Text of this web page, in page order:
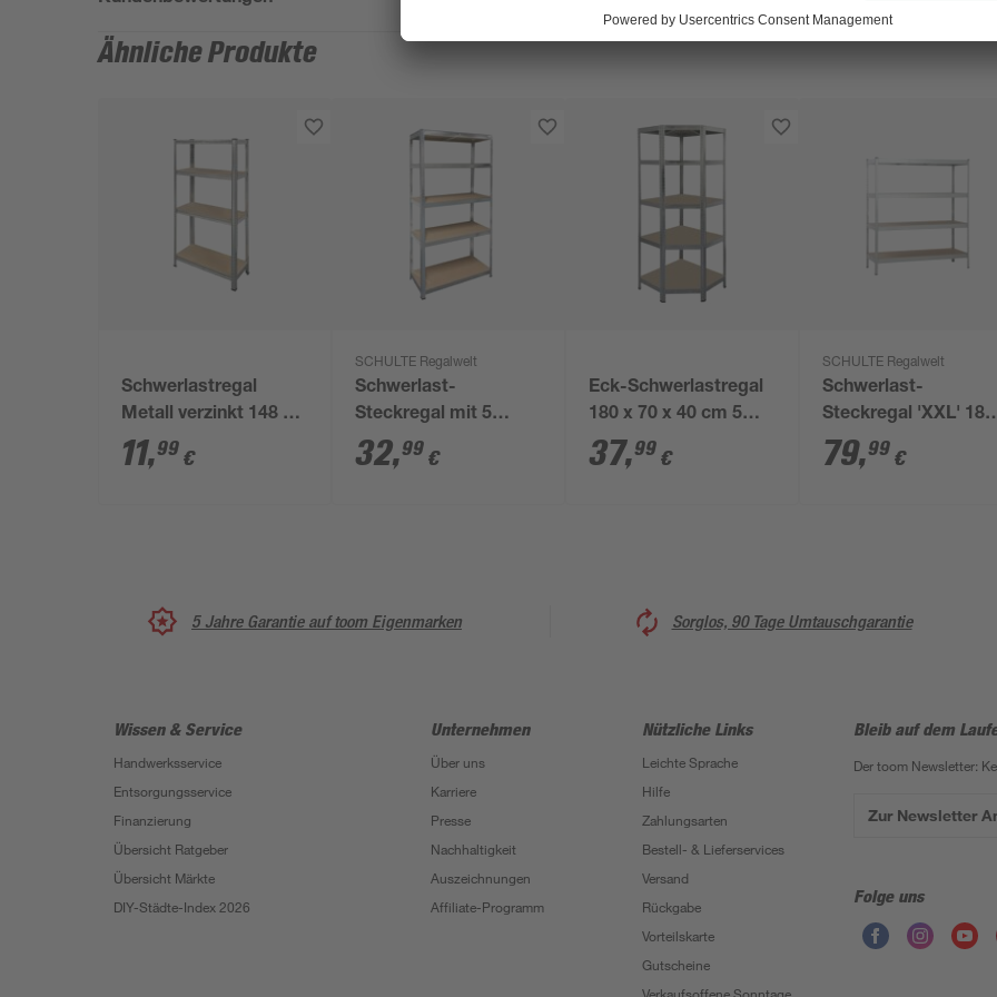
Ähnliche Produkte
Schwerlastregal
Metall verzinkt 148 x
75 x 30 cm, 4 Böden à
100 kg
11,99 €
SCHULTE Regalwelt
Schwerlast-
Steckregal mit 5
Böden à 175 kg
Traglast, verzinkt 180
32,99 €
Eck-Schwerlastregal
180 x 70 x 40 cm 5
Böden à 175 kg
37,99 €
SCHULTE Regalwelt
Schwerlast-
Steckregal 'XXL' 180
x 160 x 60 cm 4
Böden a 250 kg
79,99 €
5 Jahre Garantie auf toom Eigenmarken Sorglos, 90 Tage Umtauschgarantie
Wissen & Service
Handwerksservice
Entsorgungsservice
Finanzierung
Übersicht Ratgeber
Übersicht Märkte
DIY-Städte-Index 2026
Unternehmen
Über uns
Karriere
Presse
Nachhaltigkeit
Auszeichnungen
Affiliate-Programm
Nützliche Links
Leichte Sprache
Hilfe
Zahlungsarten
Bestell- & Lieferservices
Versand
Rückgabe
Vorteilskarte
Gutscheine
Bleib auf dem
Der toom Newsletter:
Zur Newsletter
Folge uns